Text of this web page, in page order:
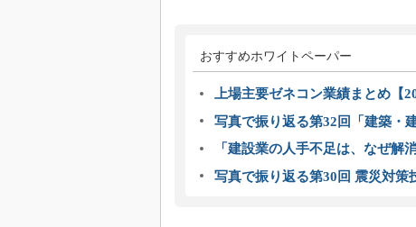
おすすめホワイトペーパー
上場主要ゼネコン業績まとめ【
写真で振り返る第32回「建築・
「建設業の人手不足は、なぜ解
写真で振り返る第30回 震災対策